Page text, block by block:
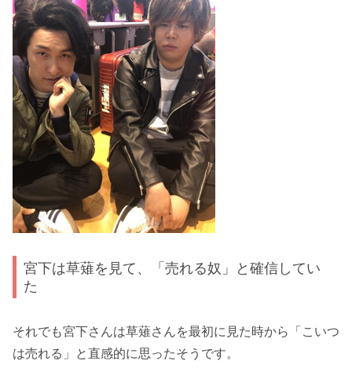
宮下は草薙を見て、「売れる奴」と確信してい
た
それでも宮下さんは草薙さんを最初に見た時から「こいつ
は売れる」と直感的に思ったそうです。